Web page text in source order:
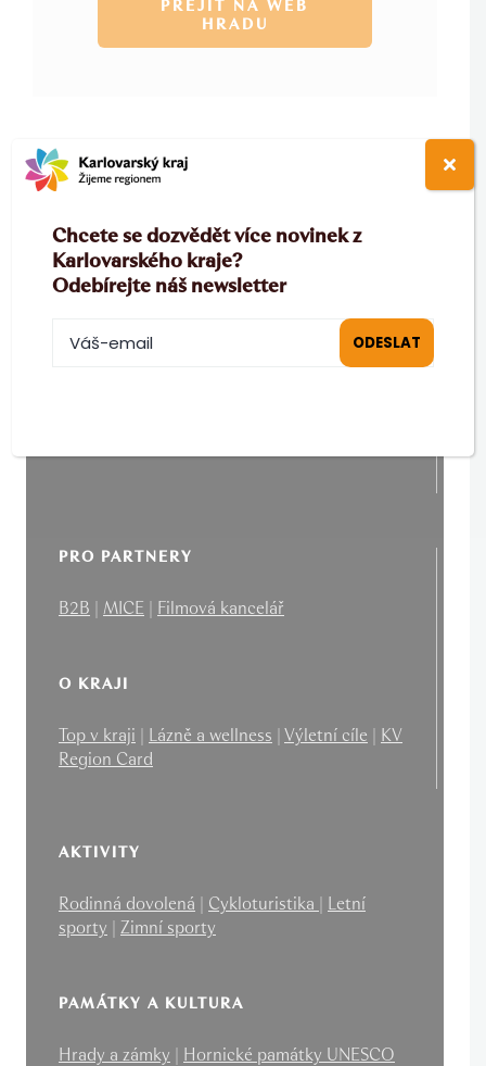
PŘEJÍT NA WEB
HRADU
Buďte informováni o dění v Karlovarském kraji
PRO PARTNERY
B2B | MICE | Filmová kancelář
O KRAJI
Top v kraji | Lázně a wellness | Výletní cíle | KV
Region Card
AKTIVITY
Rodinná dovolená | Cykloturistika | Letní
sporty | Zimní sporty
PAMÁTKY A KULTURA
Hrady a zámky | Hornické památky UNESCO
Chcete se dozvědět více novinek z
Karlovarského kraje?
Odebírejte náš newsletter